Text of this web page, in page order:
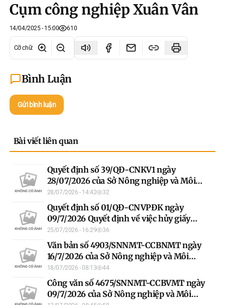
Cụm công nghiệp Xuân Vân
14/04/2025 - 15:00 610
Cỡ chữ:
Bình Luận
Gửi bình luận
Bài viết liên quan
Quyết định số 39/QĐ-CNKV1 ngày
28/07/2026 của Sở Nông nghiệp và Môi
trường Quyết định về việc hủy GCN số phát
hành BA 773434 ông Đỗ Đình Mai- Đông
Thọ
28/07/2026 - 14:42 32
Quyết định số 01/QĐ-CNVPĐK ngày
09/7/2026 Quyết định về việc hủy giấy
chứng nhận QSD đất số vào sổ cấp GCN
00106/QSDĐ của ông Hoàng Văn Đệnh
25/07/2026 - 16:29 36
Văn bản số 4903/SNNMT-CCBNMT ngày
16/7/2026 của Sở Nông nghiệp và Môi
trường V/v tăng cường công tác bảo vệ môi
trường đối với các cơ sở sản xuất trong khu
công nghiệp, khu kinh tế
18/07/2026 - 08:13 44
Công văn số 4675/SNNMT-CCBVMT ngày
09/7/2026 của Sở Nông nghiệp và Môi